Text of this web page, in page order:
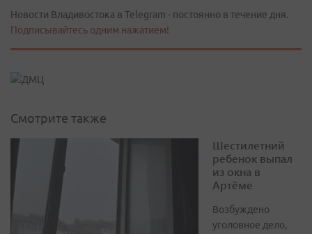
Новости Владивостока в Telegram - постоянно в течение дня.
Подписывайтесь одним нажатием!
Смотрите также
Шестилетний
ребенок выпал
из окна в
Артёме
Возбуждено
уголовное дело,